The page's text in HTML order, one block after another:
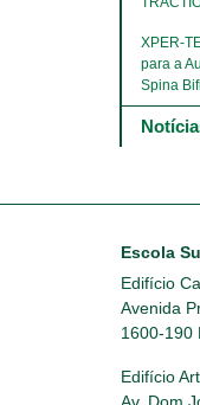
XPER-
para a
Spina
Escola
Edifício
Avenida
1600-190
Edifício